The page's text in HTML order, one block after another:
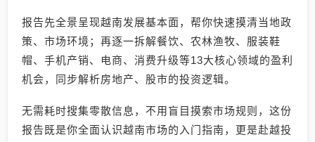
报告先全景呈现越南发展基本面，帮你快速摸清当地政
策、市场环境；再逐一拆解餐饮、农林渔牧、服装鞋
帽、手机产销、电商、消费升级等13大核心领域的盈利
机会，同步解析房地产、股市的投资逻辑。
无需耗时搜集零散信息，不用盲目摸索市场规则，这份
报告既是你全面认识越南市场的入门指南，更是赴越投